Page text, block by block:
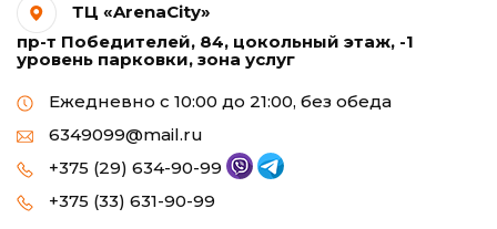
ТЦ «ArenaCity»
пр-т Победителей, 84, цокольный этаж, -1
уровень парковки, зона услуг
Ежедневно с 10:00 до 21:00, без обеда
6349099@mail.ru
+375 (29) 634-90-99
+375 (33) 631-90-99